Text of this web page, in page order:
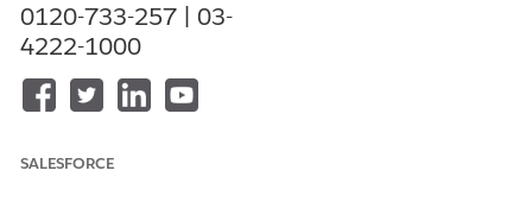
flow has the
selectedSearchResultRecordIds
collect the IDs passed by the search. It must be a collection
flow for input.
0120-733-257 | 03-
4222-1000
SALESFORCE